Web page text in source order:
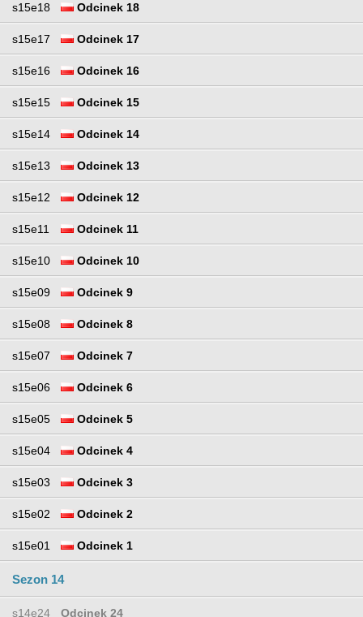
s15e18 Odcinek 18
s15e17 Odcinek 17
s15e16 Odcinek 16
s15e15 Odcinek 15
s15e14 Odcinek 14
s15e13 Odcinek 13
s15e12 Odcinek 12
s15e11 Odcinek 11
s15e10 Odcinek 10
s15e09 Odcinek 9
s15e08 Odcinek 8
s15e07 Odcinek 7
s15e06 Odcinek 6
s15e05 Odcinek 5
s15e04 Odcinek 4
s15e03 Odcinek 3
s15e02 Odcinek 2
s15e01 Odcinek 1
Sezon 14
s14e24 Odcinek 24